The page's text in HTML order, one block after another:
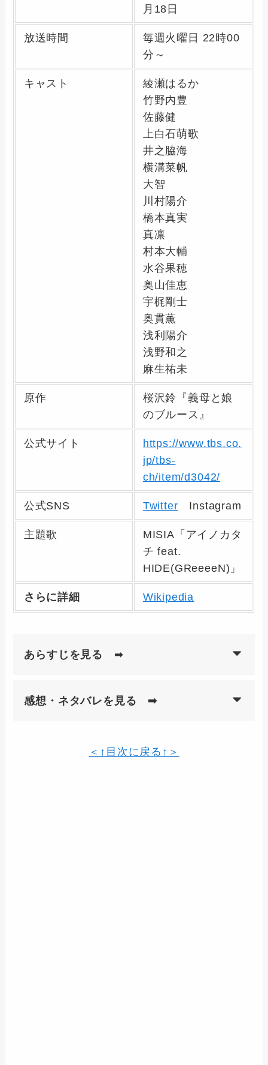
月18日
放送時間
毎週火曜日 22時00
分～
キャスト
綾瀬はるか
竹野内豊
佐藤健
上白石萌歌
井之脇海
横溝菜帆
大智
川村陽介
橋本真実
真凛
村本大輔
水谷果穂
奥山佳恵
宇梶剛士
奥貫薫
浅利陽介
浅野和之
麻生祐未
原作
桜沢鈴『義母と娘
のブルース』
公式サイト
https://www.tbs.co.
jp/tbs-
ch/item/d3042/
公式SNS Twitter Instagram
主題歌
MISIA「アイノカタ
チ feat.
HIDE(GReeeeN)」
さらに詳細 Wikipedia
あらすじを見る ➡
感想・ネタバレを見る ➡
＜↑目次に戻る↑＞